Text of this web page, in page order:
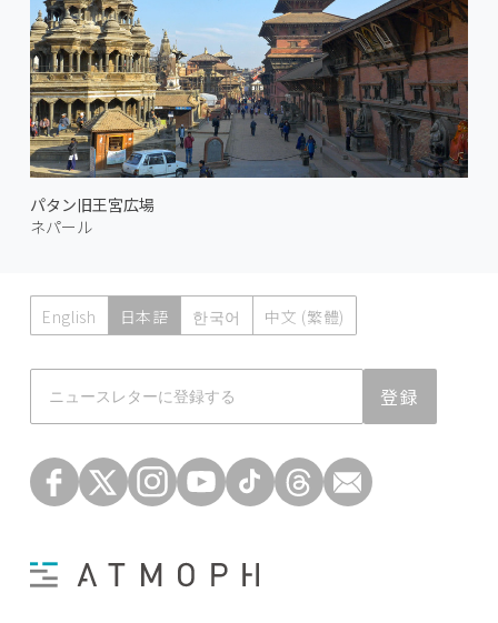
パタン旧王宮広場
ネパール
English 日本語 한국어 中文 (繁體)
登録